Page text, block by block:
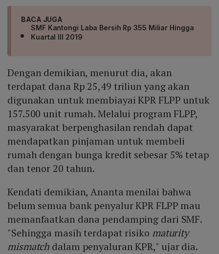
BACA JUGA
SMF Kantongi Laba Bersih Rp 355 Miliar Hingga
Kuartal III 2019
Dengan demikian, menurut dia, akan
terdapat dana Rp 25,49 triliun yang akan
digunakan untuk membiayai KPR FLPP untuk
157.500 unit rumah. Melalui program FLPP,
masyarakat berpenghasilan rendah dapat
mendapatkan pinjaman untuk membeli
rumah dengan bunga kredit sebesar 5% tetap
dan tenor 20 tahun.
Kendati demikian, Ananta menilai bahwa
belum semua bank penyalur KPR FLPP mau
memanfaatkan dana pendamping dari SMF.
"Sehingga masih terdapat risiko maturity
mismatch dalam penyaluran KPR," ujar dia.